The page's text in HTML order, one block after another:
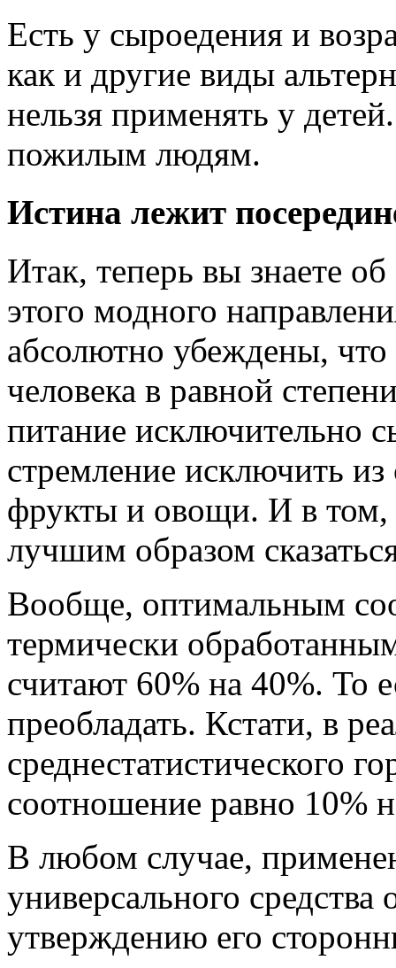
Есть у сыроедения и
как и другие виды
нельзя применять у
пожилым людям.
Истина лежит
Итак, теперь вы знаете
этого модного
абсолютно убеждены, что
человека в равной
питание исключительно
стремление исключить из
фрукты и овощи. И в том,
лучшим образом
Вообще, оптимальным
термически
считают 60% на 40%. То
преобладать. Кстати, в
среднестатистического
соотношение равно 10%
В любом случае,
универсального средства
утверждению его